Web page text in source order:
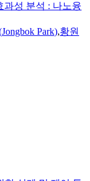
과성 분석 : 나노융
Jongbok Park),황원